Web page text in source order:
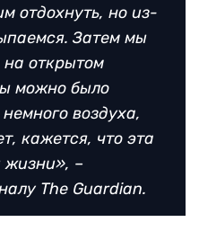
отдохнуть, но из-
Затем мы
открытом
можно было
воздуха,
кажется, что эта
жизни», –
The Guardian.